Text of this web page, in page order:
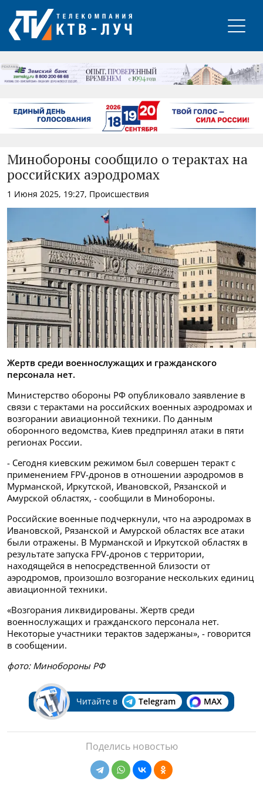
РЕКЛАМА
Минобороны сообщило о терактах на
российских аэродромах
1 Июня 2025, 19:27, Происшествия
Жертв среди военнослужащих и гражданского
персонала нет.
Министерство обороны РФ опубликовало заявление в
связи с терактами на российских военных аэродромах и
возгорании авиационной техники. По данным
оборонного ведомства, Киев предпринял атаки в пяти
регионах России.
- Сегодня киевским режимом был совершен теракт с
применением FPV-дронов в отношении аэродромов в
Мурманской, Иркутской, Ивановской, Рязанской и
Амурской областях, - сообщили в Минобороны.
Российские военные подчеркнули, что на аэродромах в
Ивановской, Рязанской и Амурской областях все атаки
были отражены. В Мурманской и Иркутской областях в
результате запуска FPV-дронов с территории,
находящейся в непосредственной близости от
аэродромов, произошло возгорание нескольких единиц
авиационной техники.
«Возгорания ликвидированы. Жертв среди
военнослужащих и гражданского персонала нет.
Некоторые участники терактов задержаны», - говорится
в сообщении.
фото: Минобороны РФ
Читайте в Telegram MAX
Поделись новостью